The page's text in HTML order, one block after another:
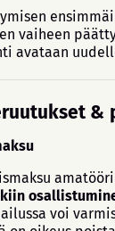
vaiheen
avataan
&
voi